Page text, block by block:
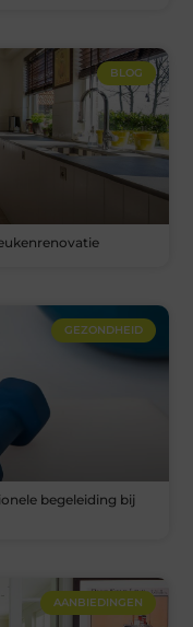
BLOG
GEZONDHEID
begeleiding bij
AANBIEDINGEN